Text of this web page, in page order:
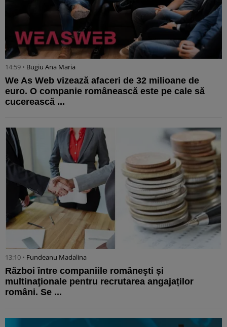
14:59 • Bugiu ⁠Ana Maria
We As Web vizează afaceri de 32 milioane de
euro. O companie românească este pe cale să
cucerească ...
13:10 • Fundeanu Madalina
Război între companiile româneşti și
multinaţionale pentru recrutarea angajaților
români. Se ...